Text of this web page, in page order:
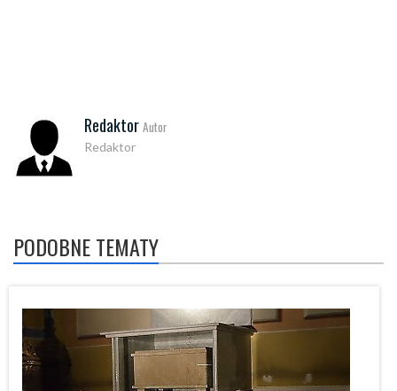
Redaktor Autor
Redaktor
PODOBNE TEMATY